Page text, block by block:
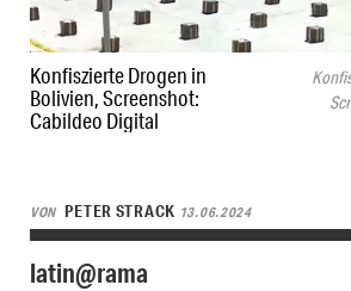
Konfiszierte Drogen in
Bolivien, Screenshot:
Cabildeo Digital
VON PETER STRACK 13.06.2024
latin@rama